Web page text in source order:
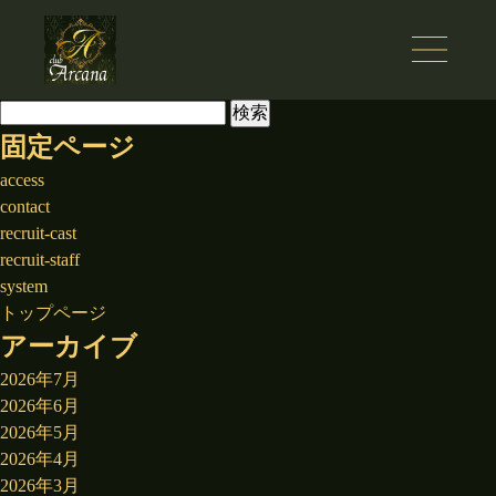
索:
固定ページ
access
contact
recruit-cast
recruit-staff
system
トップページ
アーカイブ
2026年7月
2026年6月
2026年5月
2026年4月
2026年3月